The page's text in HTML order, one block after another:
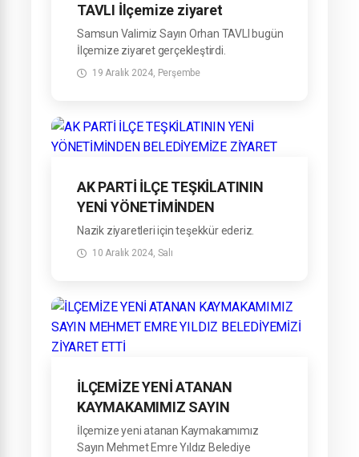
TAVLI İlçemize ziyaret
gerçekleştirdi
Samsun Valimiz Sayın Orhan TAVLI bugün
İlçemize ziyaret gerçekleştirdi.
19 Aralık 2024, Perşembe
AK PARTİ İLÇE TEŞKİLATININ
YENİ YÖNETİMİNDEN
BELEDİYEMİZE ZİYARET
Nazik ziyaretleri için teşekkür ederiz.
10 Aralık 2024, Salı
İLÇEMİZE YENİ ATANAN
KAYMAKAMIMIZ SAYIN
MEHMET EMRE YILDIZ
BELEDİYEMİZİ ZİYARET ETTİ
İlçemize yeni atanan Kaymakamımız
Sayın Mehmet Emre Yıldız Belediye